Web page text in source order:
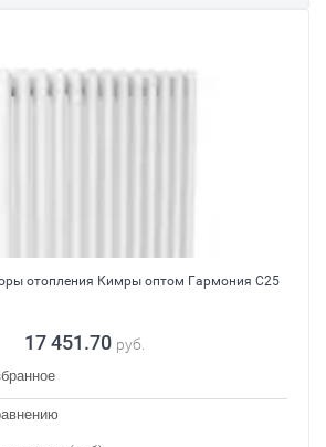
отопления Кимры оптом Гармония С25
17 451.70 руб.